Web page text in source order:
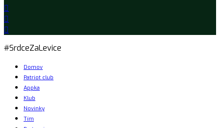
#SrdceZaLevice
Domov
Patriot club
Appka
Klub
Novinky
Tím